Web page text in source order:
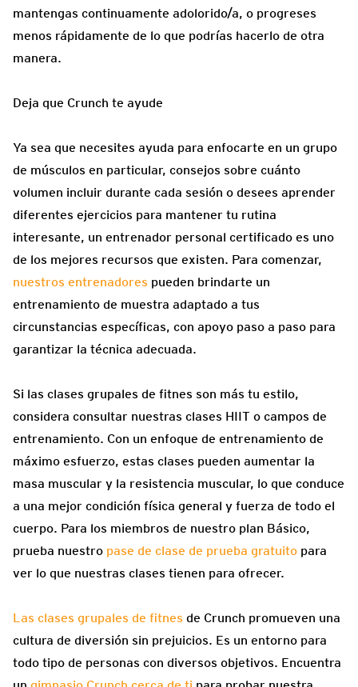
mantengas continuamente adolorido/a, o progreses
menos rápidamente de lo que podrías hacerlo de otra
manera.
Deja que Crunch te ayude
Ya sea que necesites ayuda para enfocarte en un grupo
de músculos en particular, consejos sobre cuánto
volumen incluir durante cada sesión o desees aprender
diferentes ejercicios para mantener tu rutina
interesante, un entrenador personal certificado es uno
de los mejores recursos que existen. Para comenzar,
nuestros entrenadores pueden brindarte un
entrenamiento de muestra adaptado a tus
circunstancias específicas, con apoyo paso a paso para
garantizar la técnica adecuada.
Si las clases grupales de fitnes son más tu estilo,
considera consultar nuestras clases HIIT o campos de
entrenamiento. Con un enfoque de entrenamiento de
máximo esfuerzo, estas clases pueden aumentar la
masa muscular y la resistencia muscular, lo que conduce
a una mejor condición física general y fuerza de todo el
cuerpo. Para los miembros de nuestro plan Básico,
prueba nuestro pase de clase de prueba gratuito para
ver lo que nuestras clases tienen para ofrecer.
Las clases grupales de fitnes de Crunch promueven una
cultura de diversión sin prejuicios. Es un entorno para
todo tipo de personas con diversos objetivos. Encuentra